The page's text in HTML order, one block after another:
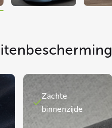
Zachte
binnenzijde